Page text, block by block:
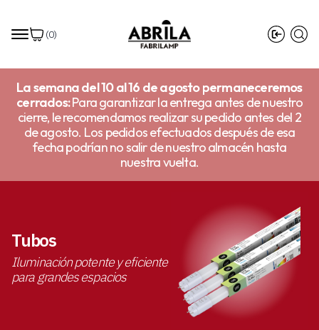
(0)
La semana del 10 al 16 de agosto permaneceremos
cerrados:Para garantizar la entrega antes de nuestro
cierre, le recomendamos realizar su pedido antes del 2
de agosto. Los pedidos efectuados después de esa
fecha podrían no salir de nuestro almacén hasta
nuestra vuelta.
Tubos
Iluminación potente y eficiente
para grandes espacios